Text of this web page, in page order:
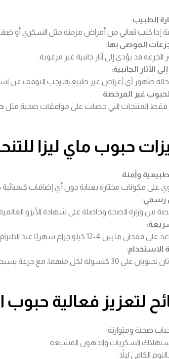
الطبيب:
إذا كنت تعاني من أمراض مزمنة مثل السكري أو
الموصى بها:
الجرعة قد يؤدي إلى آثار جانبية غير مرغوبة.
إلى الآثار الجانبية:
ظهور أي أعراض غير طبيعية، يجب التوقف عن
غير المرخصة:
فقط المنتجات التي حصلت على موافقات صحية مثل
حبوب ماي ليزا
طبيعية وآمنة:
على مكونات مختارة بعناية دون أي إضافات كيميائية
رسمي:
من وزارة الصحة وحاصلة على شهادة الأيزو
:
ما بين 4-12 كيلو جرام شهريًا عند الالتزام بتعليمات الاستخدام.
:
30 كبسولة لكل منهما، مع جرعة بسيطة تضمن الراحة والاستمرارية.
لتعزيز فعالية
صحية ومتوازنة.
السكريات والدهون المشبعة.
الكافي ليلاً.